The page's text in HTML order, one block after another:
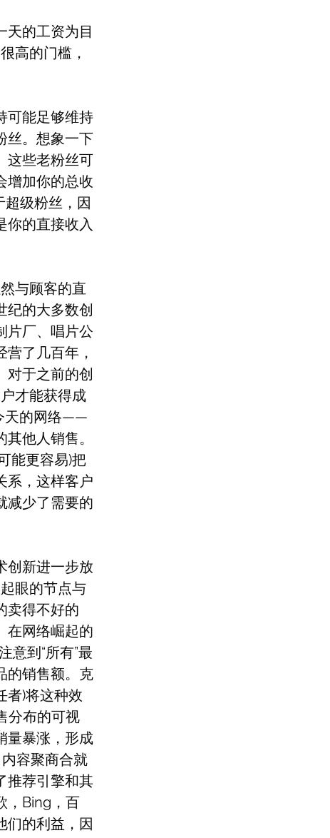
天的工资为目
高的门槛，
可能足够维持
丝。想象一下
这些老粉丝可
增加你的总收
超级粉丝，因
你的直接收入
与顾客的直
纪的大多数创
片厂、唱片公
了几百年，
对于之前的创
才能获得成
天的网络——
他人销售。
能更容易)把
系，这样客户
减少了需要的
创新进一步放
眼的节点与
卖得不好的
在网络崛起的
意到“所有”最
的销售额。克
者)将这种效
分布的可视
量暴涨，形成
容聚商合就
推荐引擎和其
，Bing，百
们的利益，因